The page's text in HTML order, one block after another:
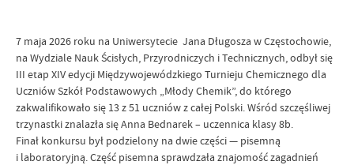
7 maja 2026 roku na Uniwersytecie Jana Długosza w Częstochowie,
na Wydziale Nauk Ścisłych, Przyrodniczych i Technicznych, odbył się
III etap XIV edycji Międzywojewódzkiego Turnieju Chemicznego dla
Uczniów Szkół Podstawowych „Młody Chemik”, do którego
zakwalifikowało się 13 z 51 uczniów z całej Polski. Wśród szczęśliwej
trzynastki znalazła się Anna Bednarek – uczennica klasy 8b.
Finał konkursu był podzielony na dwie części — pisemną
i laboratoryjną. Część pisemna sprawdzała znajomość zagadnień